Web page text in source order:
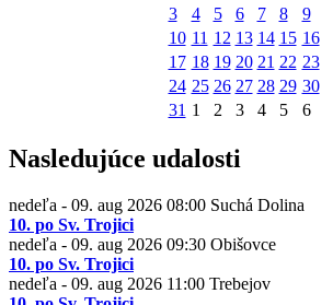
3
4 5 6 7 8
9
10 11 12 13 14 15 16
17 18 19 20 21 22 23
24 25 26 27 28 29 30
31 1 2 3 4 5 6
Nasledujúce udalosti
nedeľa - 09. aug 2026 08:00 Suchá Dolina
10. po Sv. Trojici
nedeľa - 09. aug 2026 09:30 Obišovce
10. po Sv. Trojici
nedeľa - 09. aug 2026 11:00 Trebejov